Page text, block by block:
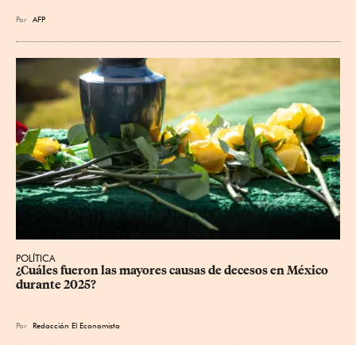
Por AFP
POLÍTICA
¿Cuáles fueron las mayores causas de decesos en México
durante 2025?
Por Redacción El Economista